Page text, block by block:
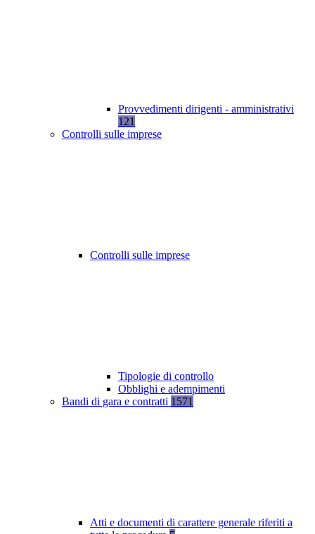
Provvedimenti dirigenti - amministrativi
121
Controlli sulle imprese
Controlli sulle imprese
Tipologie di controllo
Obblighi e adempimenti
Bandi di gara e contratti 1571
Atti e documenti di carattere generale riferiti a